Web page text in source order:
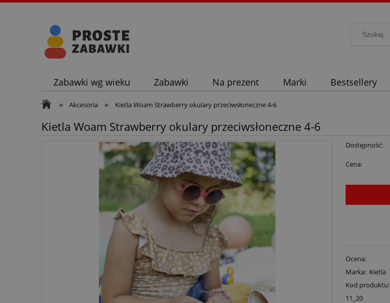
Zabawki wg wieku Zabawki Na prezent Marki Bestsellery
» Akcesoria » Kietla Woam Strawberry okulary przeciwsłoneczne 4-6
Kietla Woam Strawberry okulary przeciwsłoneczne 4-6
Dostępność:
Cena:
Ocena:
Marka: Kietla
Kod produktu:
11_20